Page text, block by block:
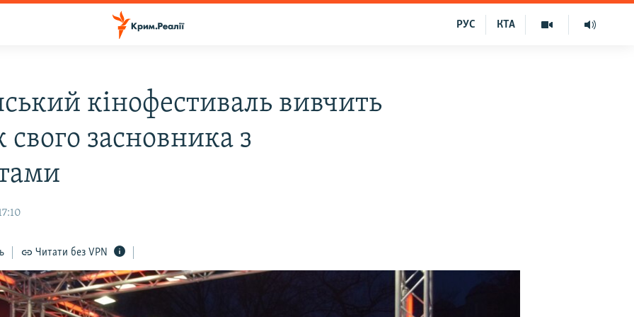
КТА
РУС
кінофестиваль вивчить
свого засновника з
Читати без VPN